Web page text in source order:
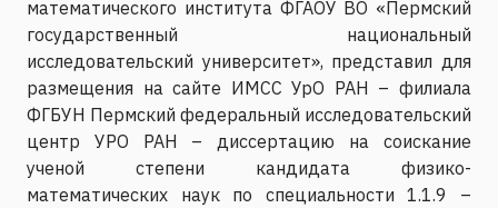
математического института ФГАОУ ВО «Пермский
государственный национальный
исследовательский университет», представил для
размещения на сайте ИМСС УрО РАН – филиала
ФГБУН Пермский федеральный исследовательский
центр УРО РАН – диссертацию на соискание
ученой степени кандидата физико-
математических наук по специальности 1.1.9 –